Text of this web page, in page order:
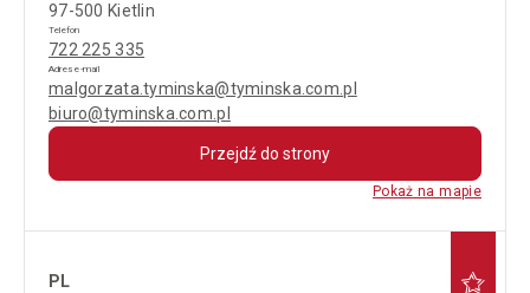
97-500 Kietlin
Telefon
722 225 335
Adres e-mail
malgorzata.tyminska@tyminska.com.pl
biuro@tyminska.com.pl
Przejdź do strony
Pokaż na mapie
PL